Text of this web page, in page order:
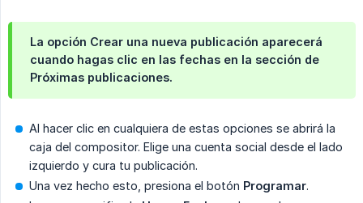
La opción Crear una nueva publicación aparecerá
cuando hagas clic en las fechas en la sección de
Próximas publicaciones.
Al hacer clic en cualquiera de estas opciones se abrirá la
caja del compositor. Elige una cuenta social desde el lado
izquierdo y cura tu publicación.
Una vez hecho esto, presiona el botón Programar.